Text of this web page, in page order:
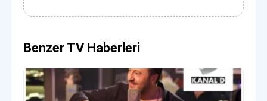
Benzer TV Haberleri